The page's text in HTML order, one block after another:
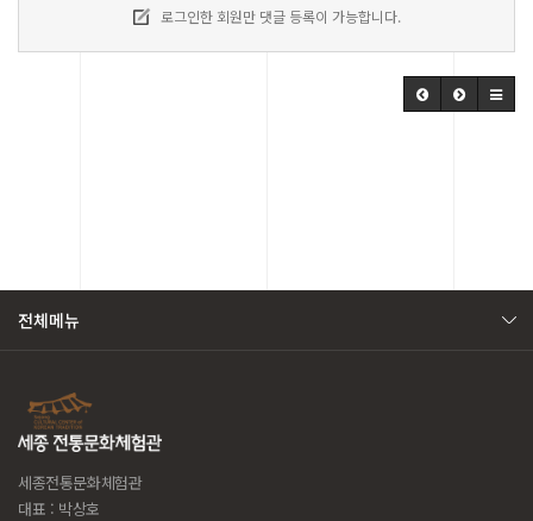
로그인한 회원만 댓글 등록이 가능합니다.
전체메뉴
세종전통문화체험관
대표 : 박상호